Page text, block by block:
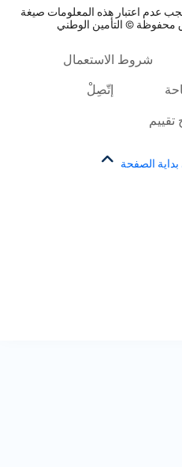
عدم اعتبار هذه المعلومات صيغة
© التأمين الوطني
شروط الاستعمال
إتّصِلْ
الصفحة